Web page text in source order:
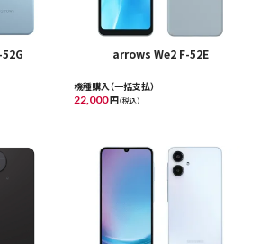
arrows We2 F-52E
機種購入（一括支払）
22,000円（税込）